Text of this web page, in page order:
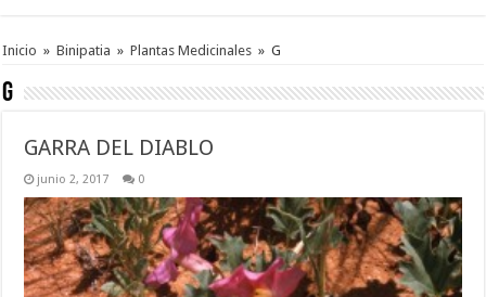
Inicio » Binipatia » Plantas Medicinales » G
G
GARRA DEL DIABLO
junio 2, 2017 0